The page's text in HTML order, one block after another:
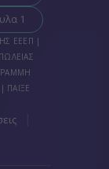
1
ΕΕΕΠ |
ΠΑΙΞΕ